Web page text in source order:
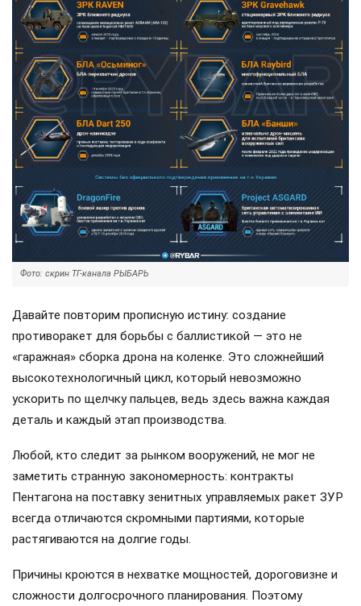
Фото: скрин ТГ-канала РЫБАРЬ
Давайте повторим прописную истину: создание
противоракет для борьбы с баллистикой — это не
«гаражная» сборка дрона на коленке. Это сложнейший
высокотехнологичный цикл, который невозможно
ускорить по щелчку пальцев, ведь здесь важна каждая
деталь и каждый этап производства.
Любой, кто следит за рынком вооружений, не мог не
заметить странную закономерность: контракты
Пентагона на поставку зенитных управляемых ракет ЗУР
всегда отличаются скромными партиями, которые
растягиваются на долгие годы.
Причины кроются в нехватке мощностей, дороговизне и
сложности долгосрочного планирования. Поэтому